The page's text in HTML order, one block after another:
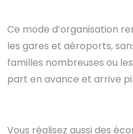
Ce mode d’organisation
les gares et aéroports,
familles nombreuses ou
part en avance et arrive
Vous réalisez aussi des